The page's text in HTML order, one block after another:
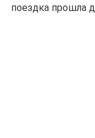
поездка прошла